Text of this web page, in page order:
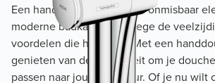
Een handdouche set is een onmisbaar
moderne badkamer vanwege de
voordelen die het biedt. Met een
genieten van de flexibiliteit om je
passen naar jouw voorkeur. Of je nu wilt